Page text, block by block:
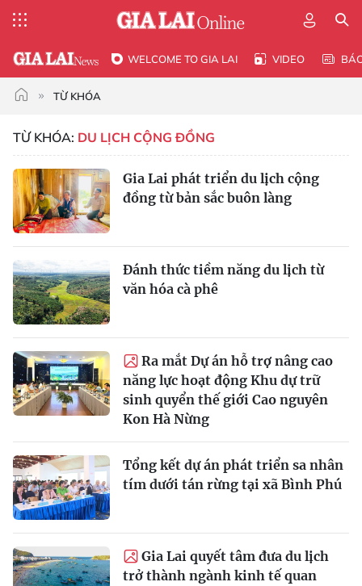
WELCOME TO GIA LAI VIDEO
TỪ KHÓA
TỪ KHÓA: DU LỊCH CỘNG ĐỒNG
Gia Lai phát triển du lịch cộng
đồng từ bản sắc buôn làng
Đánh thức tiềm năng du lịch từ
văn hóa cà phê
Ra mắt Dự án hỗ trợ nâng cao
năng lực hoạt động Khu dự trữ
sinh quyển thế giới Cao nguyên
Kon Hà Nừng
Tổng kết dự án phát triển sa nhân
tím dưới tán rừng tại xã Bình Phú
Gia Lai quyết tâm đưa du lịch
trở thành ngành kinh tế quan